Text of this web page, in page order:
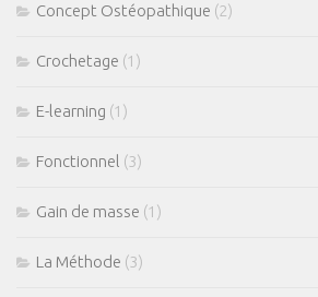
Concept Ostéopathique (2)
Crochetage (1)
E-learning (1)
Fonctionnel (3)
Gain de masse (1)
La Méthode (3)